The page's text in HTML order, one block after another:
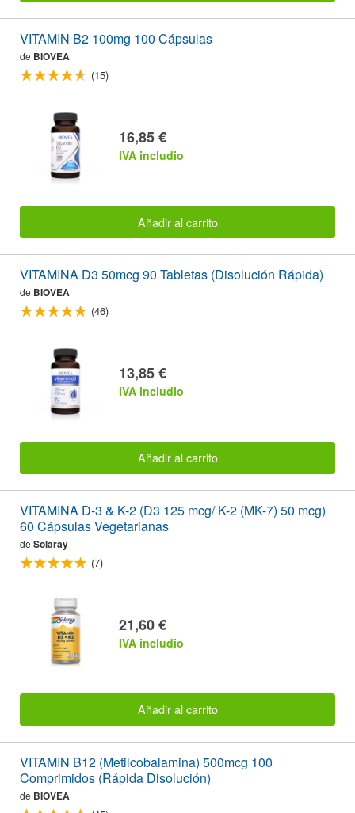
VITAMIN B2 100mg 100 Cápsulas
de BIOVEA
(15)
16,85 €
IVA includio
Añadir al carrito
VITAMINA D3 50mcg 90 Tabletas (Disolución Rápida)
de BIOVEA
(46)
13,85 €
IVA includio
Añadir al carrito
VITAMINA D-3 & K-2 (D3 125 mcg/ K-2 (MK-7) 50 mcg)
60 Cápsulas Vegetarianas
de Solaray
(7)
21,60 €
IVA includio
Añadir al carrito
VITAMIN B12 (Metilcobalamina) 500mcg 100
Comprimidos (Rápida Disolución)
de BIOVEA